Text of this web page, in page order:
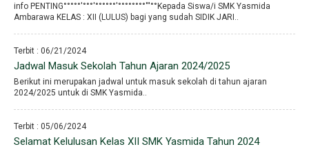
info PENTING°°°°°′°°°′°°°°°°′°°°°°°°°′′′°°Kepada Siswa/i SMK Yasmida
Ambarawa KELAS : XII (LULUS) bagi yang sudah SIDIK JARI..
Terbit : 06/21/2024
Jadwal Masuk Sekolah Tahun Ajaran 2024/2025
Berikut ini merupakan jadwal untuk masuk sekolah di tahun ajaran
2024/2025 untuk di SMK Yasmida..
Terbit : 05/06/2024
Selamat Kelulusan Kelas XII SMK Yasmida Tahun 2024